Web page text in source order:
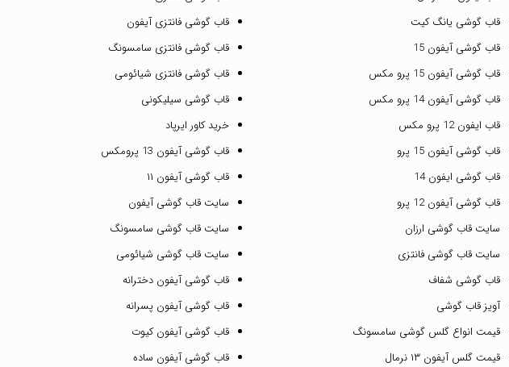
قاب گوشی یانگ کیت
قاب گوشی آیفون 15
قاب گوشی آیفون 15 پرو مکس
قاب گوشی آیفون 14 پرو مکس
قاب ایفون 12 پرو مکس
قاب گوشی آیفون 15 پرو
قاب گوشی ایفون 14
قاب گوشی آیفون 12 پرو
سایت قاب گوشی ارزان
سایت قاب گوشی فانتزی
قاب گوشی شفاف
آویز قاب گوشی
قیمت انواع گلس گوشی سامسونگ
قیمت گلس آیفون ۱۳ نرمال
قاب گوشی فانتزی آیفون
قاب گوشی فانتزی سامسونگ
قاب گوشی فانتزی شیائومی
قاب گوشی سیلیکونی
خرید کاور ایرپاد
قاب گوشی آیفون 13 پرومکس
قاب گوشی آیفون ۱۱
سایت قاب گوشی آیفون
سایت قاب گوشی سامسونگ
سایت قاب گوشی شیائومی
قاب گوشی آیفون دخترانه
قاب گوشی آیفون پسرانه
قاب گوشی آیفون کیوت
قاب گوشی آیفون ساده